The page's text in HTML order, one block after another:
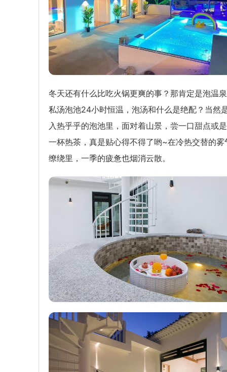
冬天还有什么比吃火锅更爽的事？那肯定是泡温
私汤泡池24小时恒温，泡汤和什么是绝配？当然
入热乎乎的泡池里，面对着山景，尝一口甜点或
一杯热茶，真是贴心得不得了哟~在冷热交替的雾
缭绕里，一季的疲惫也烟消云散。